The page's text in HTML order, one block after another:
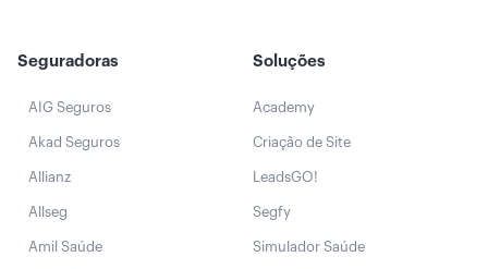
Seguradoras
AIG Seguros
Akad Seguros
Allianz
Allseg
Amil Saúde
Soluções
Academy
Criação de Site
LeadsGO!
Segfy
Simulador Saúde